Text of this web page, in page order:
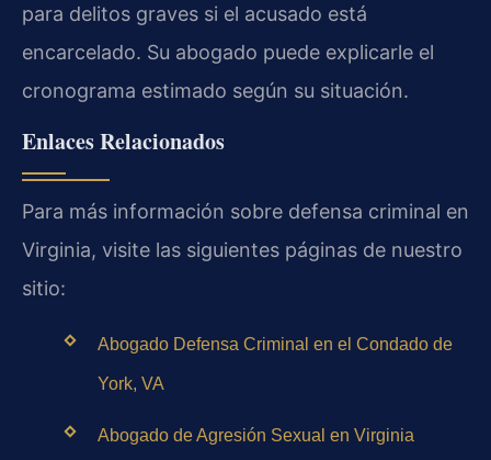
para delitos graves si el acusado está
encarcelado. Su abogado puede explicarle el
cronograma estimado según su situación.
Enlaces Relacionados
Para más información sobre defensa criminal en
Virginia, visite las siguientes páginas de nuestro
sitio:
Abogado Defensa Criminal en el Condado de
York, VA
Abogado de Agresión Sexual en Virginia